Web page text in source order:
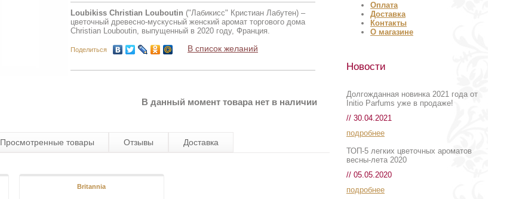
Loubikiss Christian Louboutin ("Лабикисс" Кристиан Лабутен) –
цветочный древесно-мускусный женский аромат торгового дома
Christian Louboutin, выпущенный в 2020 году, Франция.
Поделиться В список желаний
В данный момент товара нет в наличии
Просмотренные товары Отзывы Доставка
Britannia
Оплата
Доставка
Контакты
О магазине
Новости
Долгожданная новинка 2021 года от
Initio Parfums уже в продаже!
// 30.04.2021
подробнее
ТОП-5 легких цветочных ароматов
весны-лета 2020
// 05.05.2020
подробнее